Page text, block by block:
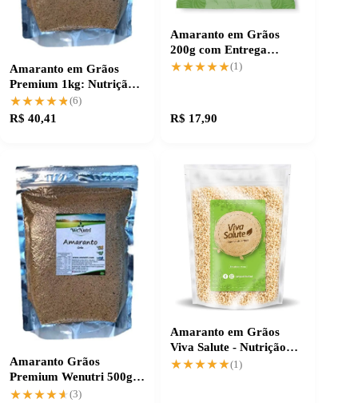
Amaranto em Grãos
Premium 1kg: Nutrição
Que Transforma
★★★★★
★★★★★ (6)
R$ 40,41
Amaranto em Grãos
200g com Entrega
Prática e Rápida
★★★★★
★★★★★(1)
R$ 17,90
Amaranto Grãos
Premium Wenutri 500g:
Nutrição de verdade
★★★★★
★★★★★ (3)
Amaranto em Grãos
Viva Salute - Nutrição
completa para suas
★★★★★
★★★★★(1)